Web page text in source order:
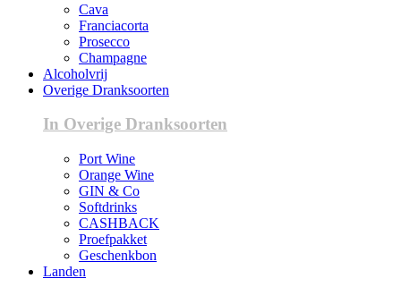
Cava
Franciacorta
Prosecco
Champagne
Alcoholvrij
Overige Dranksoorten
In Overige Dranksoorten
Port Wine
Orange Wine
GIN & Co
Softdrinks
CASHBACK
Proefpakket
Geschenkbon
Landen